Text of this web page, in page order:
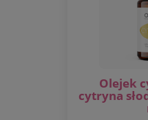
Olejek
cytryna